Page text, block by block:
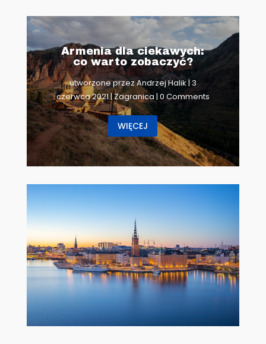
Armenia dla ciekawych:
co warto zobaczyć?
utworzone przezAndrzej Halik| 3
czerwca 2021|Zagranica | 0 Comments
WIĘCEJ